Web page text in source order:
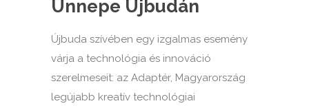
Ünnepe Újbudán
Újbuda szívében egy izgalmas esemény
várja a technológia és innováció
szerelmeseit: az Adaptér, Magyarország
legújabb kreatív technológiai